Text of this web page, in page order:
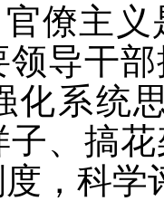
僚主
导干
化系统
、搞
，科学